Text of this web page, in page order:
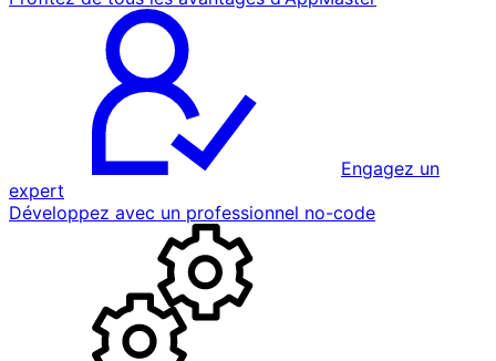
Engagez un
expert
Développez avec un professionnel no-code